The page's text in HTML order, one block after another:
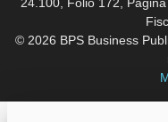
© 2026 BPS Business